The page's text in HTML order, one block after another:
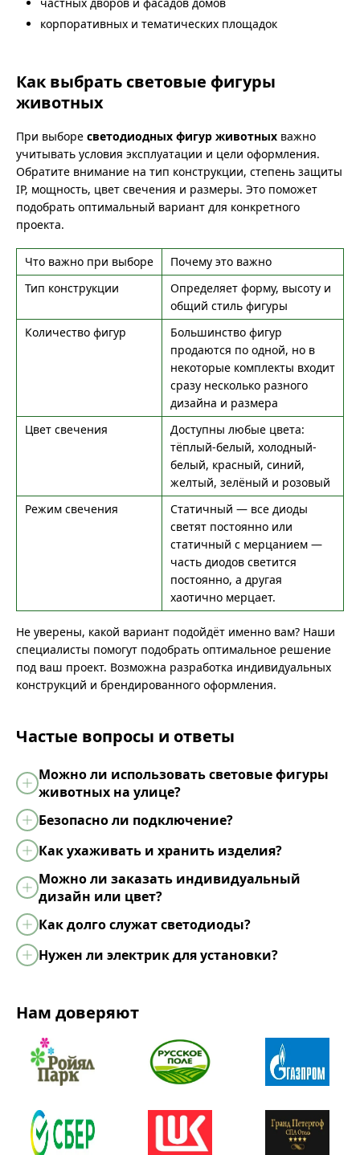
корпоративных и тематических площадок
Как выбрать световые фигуры
животных
При выборе светодиодных фигур животных важно
учитывать условия эксплуатации и цели оформления.
Обратите внимание на тип конструкции, степень защиты
IP, мощность, цвет свечения и размеры. Это поможет
подобрать оптимальный вариант для конкретного
проекта.
Что важно при выборе
Почему это важно
Тип конструкции
Определяет форму, высоту и
общий стиль фигуры
Количество фигур
Большинство фигур
продаются по одной, но в
некоторые комплекты входит
сразу несколько разного
дизайна и размера
Цвет свечения
Доступны любые цвета:
тёплый-белый, холодный-
белый, красный, синий,
желтый, зелёный и розовый
Режим свечения
Статичный — все диоды
светят постоянно или
статичный с мерцанием —
часть диодов светится
постоянно, а другая
хаотично мерцает.
Не уверены, какой вариант подойдёт именно вам? Наши
специалисты помогут подобрать оптимальное решение
под ваш проект. Возможна разработка индивидуальных
конструкций и брендированного оформления.
Частые вопросы и ответы
Можно ли использовать световые фигуры
животных на улице?
Безопасно ли подключение?
Как ухаживать и хранить изделия?
Можно ли заказать индивидуальный
дизайн или цвет?
Как долго служат светодиоды?
Нужен ли электрик для установки?
Нам доверяют